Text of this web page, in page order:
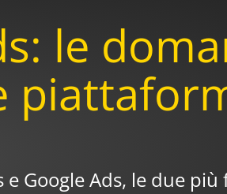
le
Google Ads, le due più